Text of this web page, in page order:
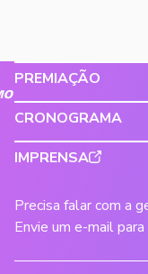
PREMIAÇÃO
CRONOGRAMA
IMPRENSA
Precisa falar com a
Envie um e-mail para